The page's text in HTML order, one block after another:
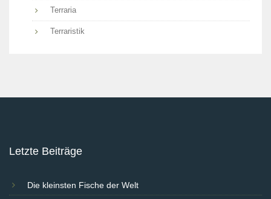
Terraria
Terraristik
Letzte Beiträge
Die kleinsten Fische der Welt